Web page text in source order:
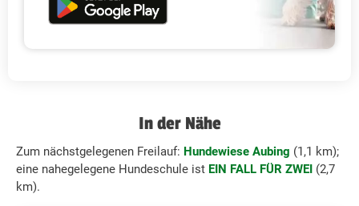
In der Nähe
Zum nächstgelegenen Freilauf: Hundewiese Aubing (1,1 km);
eine nahegelegene Hundeschule ist EIN FALL FÜR ZWEI (2,7
km).